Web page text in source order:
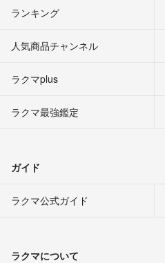
ランキング
人気商品チャンネル
ラクマplus
ラクマ最強鑑定
ガイド
ラクマ公式ガイド
ラクマについて